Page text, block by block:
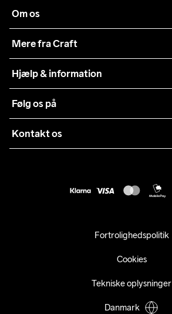
Om os
Mere fra Craft
Samarbejder
Presse
Sustainability
Hjælp & information
Levering
Kundeservice
Følg os på
Kontakt os
Fortrolighedspolitik
Cookies
Tekniske oplysninger
Danmark